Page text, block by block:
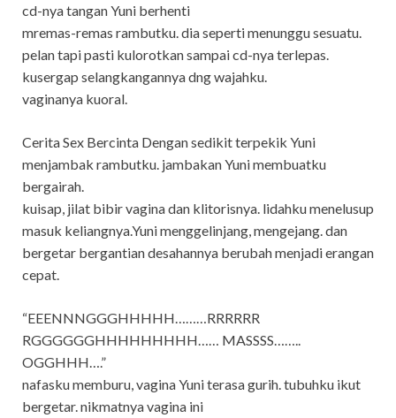
cd-nya tangan Yuni berhenti
mremas-remas rambutku. dia seperti menunggu sesuatu.
pelan tapi pasti kulorotkan sampai cd-nya terlepas.
kusergap selangkangannya dng wajahku.
vaginanya kuoral.
Cerita Sex Bercinta Dengan sedikit terpekik Yuni
menjambak rambutku. jambakan Yuni membuatku
bergairah.
kuisap, jilat bibir vagina dan klitorisnya. lidahku menelusup
masuk keliangnya.Yuni menggelinjang, mengejang. dan
bergetar bergantian desahannya berubah menjadi erangan
cepat.
“EEENNNGGGHHHHH………RRRRRR
RGGGGGGHHHHHHHHH…… MASSSS……..
OGGHHH….”
nafasku memburu, vagina Yuni terasa gurih. tubuhku ikut
bergetar. nikmatnya vagina ini